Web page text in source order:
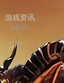
游戏资讯
NEWS